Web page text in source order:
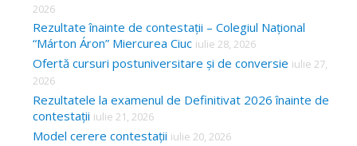
2026
Rezultate înainte de contestații – Colegiul Național
“Márton Áron” Miercurea Ciuc iulie 28, 2026
Ofertă cursuri postuniversitare și de conversie iulie 27,
2026
Rezultatele la examenul de Definitivat 2026 înainte de
contestații iulie 21, 2026
Model cerere contestații iulie 20, 2026